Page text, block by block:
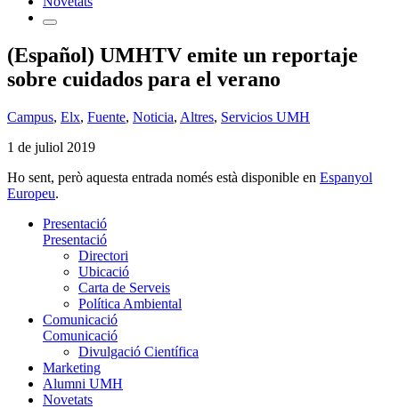
(Español) UMHTV emite un reportaje
sobre cuidados para el verano
Campus, Elx, Fuente, Noticia, Altres, Servicios UMH
1 de juliol 2019
Ho sent, però aquesta entrada només està disponible en Espanyol
Europeu.
Presentació
Presentació
Directori
Ubicació
Carta de Serveis
Política Ambiental
Comunicació
Comunicació
Divulgació Científica
Marketing
Alumni UMH
Novetats